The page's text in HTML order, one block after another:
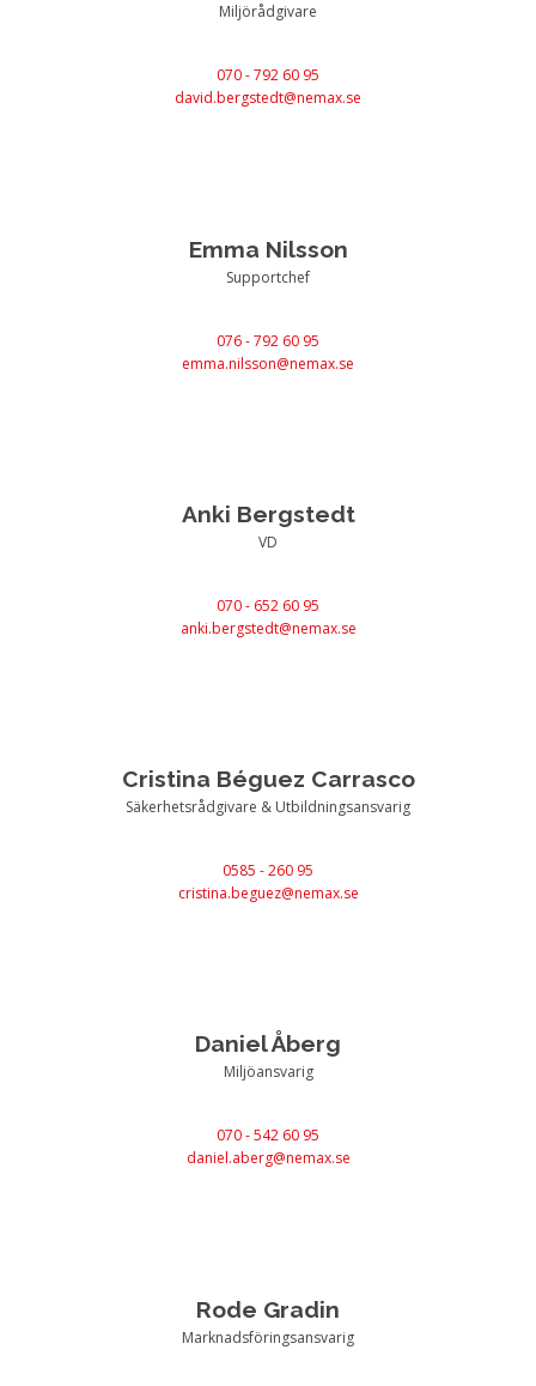
Miljörådgivare
070 - 792 60 95
david.bergstedt@nemax.se
Emma Nilsson
Supportchef
076 - 792 60 95
emma.nilsson@nemax.se
Anki Bergstedt
VD
070 - 652 60 95
anki.bergstedt@nemax.se
Cristina Béguez Carrasco
Säkerhetsrådgivare & Utbildningsansvarig
0585 - 260 95
cristina.beguez@nemax.se
Daniel Åberg
Miljöansvarig
070 - 542 60 95
daniel.aberg@nemax.se
Rode Gradin
Marknadsföringsansvarig